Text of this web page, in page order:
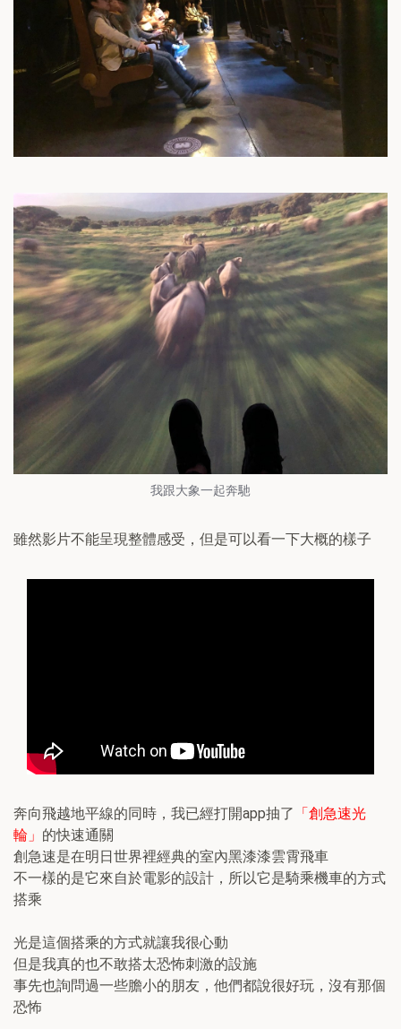
我跟大象一起奔馳
雖然影片不能呈現整體感受，但是可以看一下大概的樣子
奔向飛越地平線的同時，我已經打開app抽了 「創急速光
輪」 的快速通關
創急速是在明日世界裡經典的室內黑漆漆雲霄飛車
不一樣的是它來自於電影的設計，所以它是騎乘機車的方式
搭乘
光是這個搭乘的方式就讓我很心動
但是我真的也不敢搭太恐怖刺激的設施
事先也詢問過一些膽小的朋友，他們都說很好玩，沒有那個
恐怖